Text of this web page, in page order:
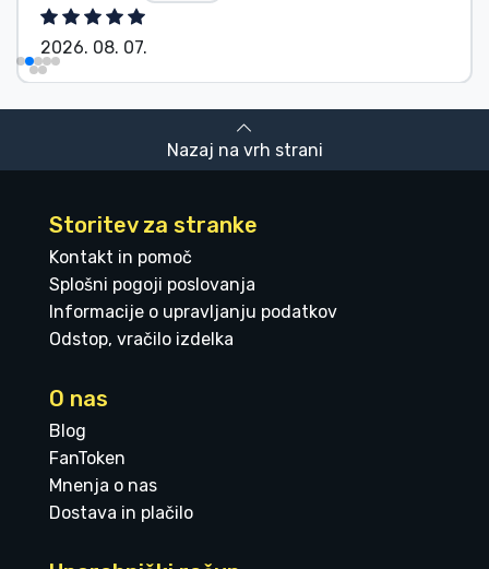
2026. 08. 07.
Nazaj na vrh strani
Storitev za stranke
Kontakt in pomoč
Splošni pogoji poslovanja
Informacije o upravljanju podatkov
Odstop, vračilo izdelka
O nas
Blog
FanToken
Mnenja o nas
Dostava in plačilo